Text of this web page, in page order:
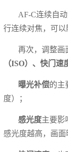
AF-C连续自
行连续对焦，可以
再次，调整画
（ISO）、快门速
曝光补偿的主
度）；
感光度主要影
感光度越高，画面